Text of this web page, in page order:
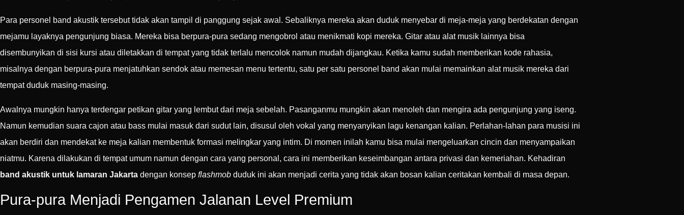
Para personel band akustik tersebut tidak akan tampil di panggung sejak awal. Sebaliknya mereka akan duduk menyebar di meja-meja yang berdekatan dengan
mejamu layaknya pengunjung biasa. Mereka bisa berpura-pura sedang mengobrol atau menikmati kopi mereka. Gitar atau alat musik lainnya bisa
disembunyikan di sisi kursi atau diletakkan di tempat yang tidak terlalu mencolok namun mudah dijangkau. Ketika kamu sudah memberikan kode rahasia,
misalnya dengan berpura-pura menjatuhkan sendok atau memesan menu tertentu, satu per satu personel band akan mulai memainkan alat musik mereka dari
tempat duduk masing-masing.
Awalnya mungkin hanya terdengar petikan gitar yang lembut dari meja sebelah. Pasanganmu mungkin akan menoleh dan mengira ada pengunjung yang iseng.
Namun kemudian suara cajon atau bass mulai masuk dari sudut lain, disusul oleh vokal yang menyanyikan lagu kenangan kalian. Perlahan-lahan para musisi ini
akan berdiri dan mendekat ke meja kalian membentuk formasi melingkar yang intim. Di momen inilah kamu bisa mulai mengeluarkan cincin dan menyampaikan
niatmu. Karena dilakukan di tempat umum namun dengan cara yang personal, cara ini memberikan keseimbangan antara privasi dan kemeriahan. Kehadiran
band akustik untuk lamaran Jakarta dengan konsep flashmob duduk ini akan menjadi cerita yang tidak akan bosan kalian ceritakan kembali di masa depan.
Pura-pura Menjadi Pengamen Jalanan Level Premium